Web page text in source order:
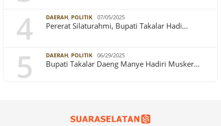
4 DAERAH, POLITIK 07/05/2025
Pererat Silaturahmi, Bupati Takalar Hadi…
5 DAERAH, POLITIK 06/29/2025
Bupati Takalar Daeng Manye Hadiri Musker…